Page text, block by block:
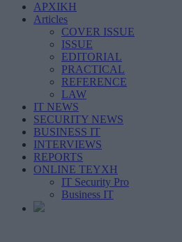
ΑΡΧΙΚΗ
Articles
COVER ISSUE
ISSUE
EDITORIAL
PRACTICAL
REFERENCE
LAW
IT NEWS
SECURITY NEWS
BUSINESS IT
INTERVIEWS
REPORTS
ONLINE ΤΕΥΧΗ
IT Security Pro
Business IT